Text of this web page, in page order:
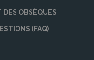
DES OBSÈQUES
(FAQ)